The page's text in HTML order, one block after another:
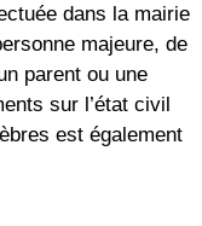
dans la mairie
majeure, de
parent ou une
sur l’état civil
est également